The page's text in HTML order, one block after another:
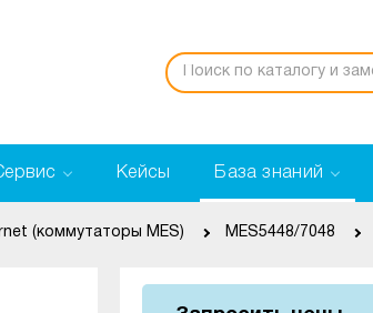
Кейсы База знаний
(коммутаторы MES) MES5448/7048